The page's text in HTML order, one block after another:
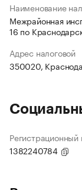
Наименование
Межрайонная
16 по
Адрес налоговой
350020,
1382240784